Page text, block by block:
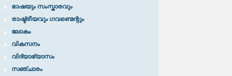
ഭാഷയും സംസ്കാരവും
രാഷ്ട്രീയവും ഗവണ്മെന്റും
ലോകം
വികസനം
വിദ്യാഭ്യാസം
സഞ്ചാരം